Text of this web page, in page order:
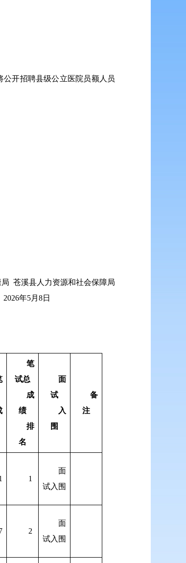
开招聘县级公立医院员额人员
苍溪县人力资源和社会保障局
2026年5月8日
笔
试总
成
绩
排
名
面
试
入
围
备
注
1
面
试入围
2
面
试入围